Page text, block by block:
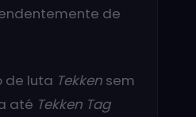
de
de luta Tekken sem
até Tekken Tag